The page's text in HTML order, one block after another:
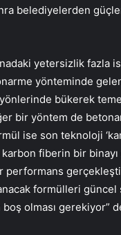
belediyelerden
yetersizlik fazla
yönteminde
bükerek
bir yöntem de
ise son teknoloji
karbon fiberin bir
performans
formülleri güncel
olması gerekiyor”